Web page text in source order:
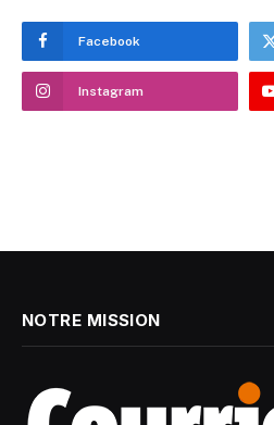
Facebook
Instagram
NOTRE MISSION